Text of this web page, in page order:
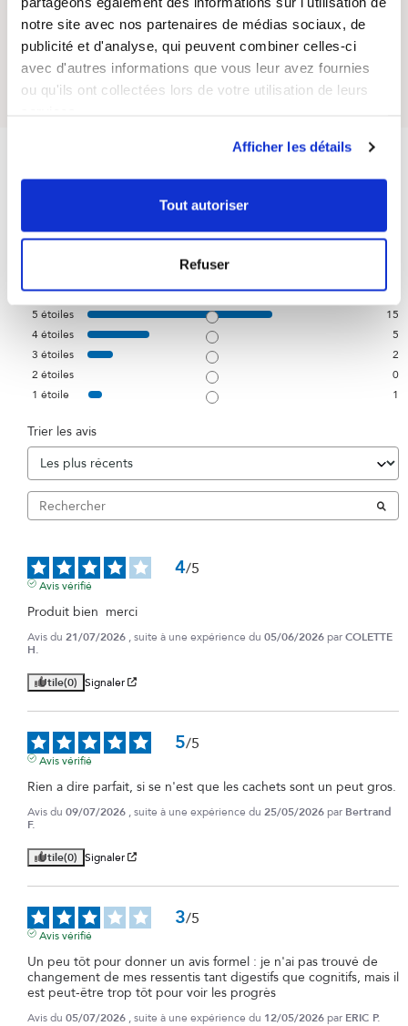
notre site avec nos partenaires de médias sociaux, de
publicité et d'analyse, qui peuvent combiner celles-ci
avec d'autres informations que vous leur avez fournies
ou qu'ils ont collectées lors de votre utilisation de leurs
Afficher les détails
Tout autoriser
Refuser
Questions / Réponses
Posez votre question sur ce produit
/5
contrôle
5 étoiles
15
4étoiles
5
3 étoiles
2
2 étoiles
0
1 étoile 1
Trier les avis
4/5
Avis vérifié
Produit bien  merci
Avis du 21/07/2026 , suite à une expérience du 05/06/2026 parCOLETTE
H.
Utile(0) Signaler
5/5
Avis vérifié
Rien a dire parfait, si se n'est que les cachets sont un peut gros.
Avis du 09/07/2026 , suite à une expérience du 25/05/2026 par Bertrand
F.
Utile(0) Signaler
3/5
Avis vérifié
Un peu tôt pour donner un avis formel : je n'ai pas trouvé de
changement de mes ressentis tant digestifs que cognitifs, mais il
est peut-être trop tôt pour voir les progrès
Avis du 05/07/2026 , suite à une expérience du 12/05/2026 par ERIC P.